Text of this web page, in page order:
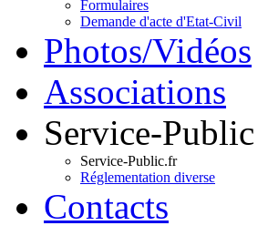
Formulaires
Demande d'acte d'Etat-Civil
Photos/Vidéos
Associations
Service-Public
Service-Public.fr
Réglementation diverse
Contacts